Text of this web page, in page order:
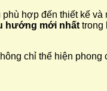
hợp đến thiết kế và
hướng mới nhất trong
chỉ thể hiện